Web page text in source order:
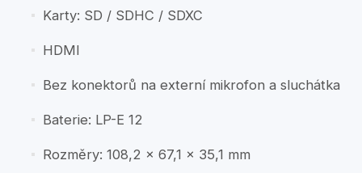
Karty: SD / SDHC / SDXC
HDMI
Bez konektorů na externí mikrofon a sluchátka
Baterie: LP-E 12
Rozměry: 108,2 × 67,1 × 35,1 mm